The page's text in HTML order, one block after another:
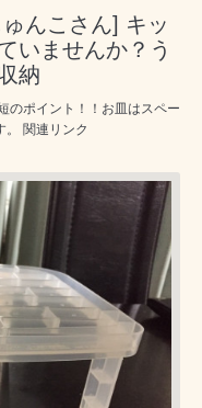
んこさん] キッ
いませんか？う
納
のポイント！！お皿はスペー
。 関連リンク